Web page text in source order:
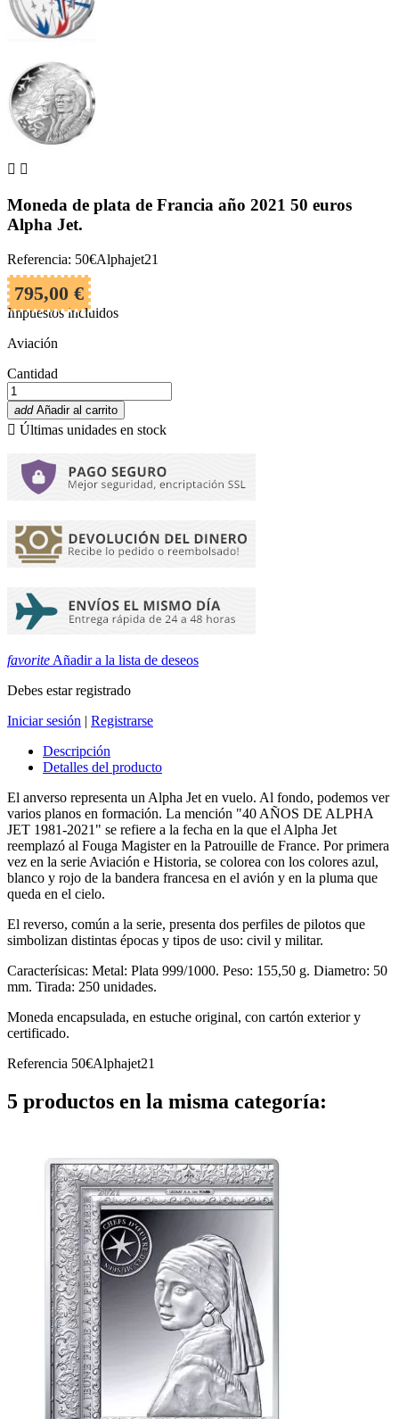
 
Moneda de plata de Francia año 2021 50 euros
Alpha Jet.
Referencia: 50€Alphajet21
795,00 €
Impuestos incluidos
Aviación
Cantidad
add Añadir al carrito
 Últimas unidades en stock
favorite Añadir a la lista de deseos
Debes estar registrado
Iniciar sesión | Registrarse
Descripción
Detalles del producto
El anverso representa un Alpha Jet en vuelo. Al fondo, podemos ver
varios planos en formación. La mención "40 AÑOS DE ALPHA
JET 1981-2021" se refiere a la fecha en la que el Alpha Jet
reemplazó al Fouga Magister en la Patrouille de France. Por primera
vez en la serie Aviación e Historia, se colorea con los colores azul,
blanco y rojo de la bandera francesa en el avión y en la pluma que
queda en el cielo.
El reverso, común a la serie, presenta dos perfiles de pilotos que
simbolizan distintas épocas y tipos de uso: civil y militar.
Caracterísicas: Metal: Plata 999/1000. Peso: 155,50 g. Diametro: 50
mm. Tirada: 250 unidades.
Moneda encapsulada, en estuche original, con cartón exterior y
certificado.
Referencia 50€Alphajet21
5 productos en la misma categoría: